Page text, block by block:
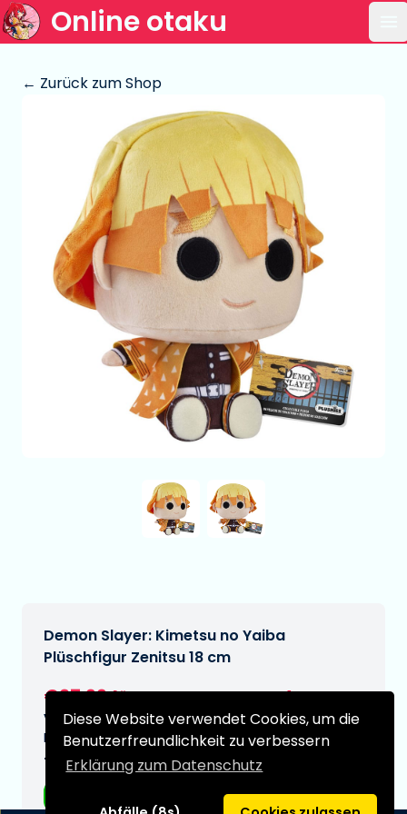
Diese Website verwendet Cookies, um die
Benutzerfreundlichkeit zu verbessern
Erklärung zum Datenschutz
Online otaku
← Zurück zum Shop
Demon Slayer: Kimetsu no Yaiba
Plüschfigur Zenitsu 18 cm
€27,99
Voraussichtliches Lieferdatum:
N/A
Typ: